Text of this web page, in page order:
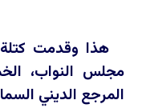
هذا وقدمت كتلة
المرجع الديني